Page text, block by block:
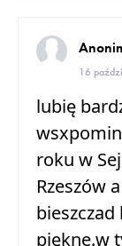
16
lubię
roku w
Rzeszów
bieszczad
piękne.w